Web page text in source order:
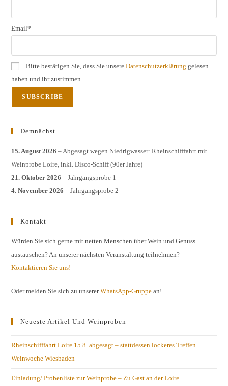
Email*
Bitte bestätigen Sie, dass Sie unsereDatenschutzerklärung gelesen
haben und ihr zustimmen.
Demnächst
15. August 2026 – Abgesagt wegen Niedrigwasser: Rheinschifffahrt mit
Weinprobe Loire, inkl. Disco-Schiff (90er Jahre)
21. Oktober 2026 – Jahrgangsprobe 1
4. November 2026 – Jahrgangsprobe 2
Kontakt
Würden Sie sich gerne mit netten Menschen über Wein und Genuss
austauschen? An unserer nächsten Veranstaltung teilnehmen?
Kontaktieren Sie uns!
Oder melden Sie sich zu unsererWhatsApp-Gruppe an!
Neueste Artikel Und Weinproben
Rheinschifffahrt Loire 15.8. abgesagt – stattdessen lockeres Treffen
Weinwoche Wiesbaden
Einladung/ Probenliste zur Weinprobe – Zu Gast an der Loire